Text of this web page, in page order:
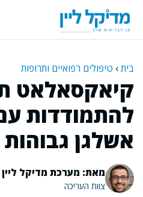
לתוכן
בית› טיפולים רפואיים ותרופות
קיאקסאלאט
להתמודדות
אשלגן גבוהות
מאת: מערכת מדיקל ליין
צוות העריכה